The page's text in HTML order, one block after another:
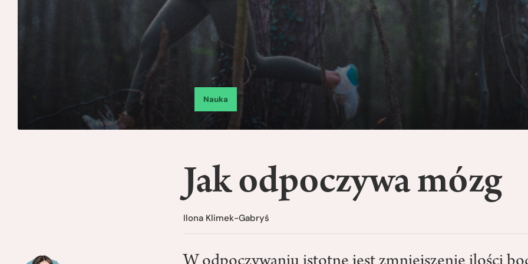
Nauka
Jak odpoczywa mózg
Ilona Klimek-Gabryś